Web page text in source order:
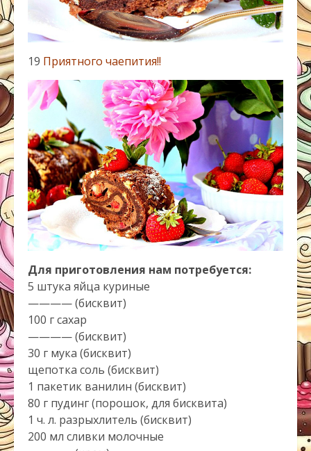
19 Приятного чаепития!!
Для приготовления нам потребуется:
5 штука яйца куриные
———— (бисквит)
100 г сахар
———— (бисквит)
30 г мука (бисквит)
щепотка соль (бисквит)
1 пакетик ванилин (бисквит)
80 г пудинг (порошок, для бисквита)
1 ч. л. разрыхлитель (бисквит)
200 мл сливки молочные